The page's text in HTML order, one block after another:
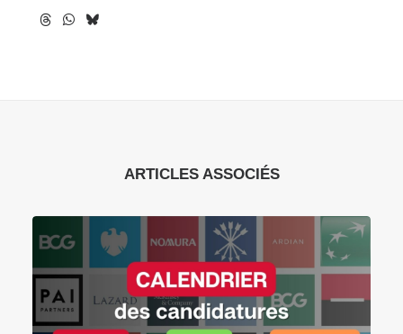
ARTICLES ASSOCIÉS